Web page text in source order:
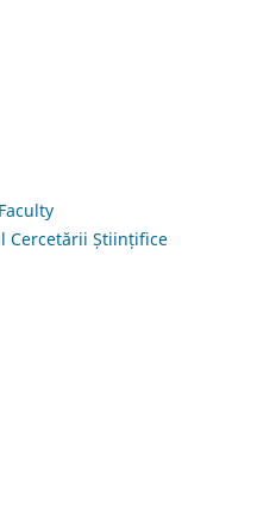
Cercetării Științifice